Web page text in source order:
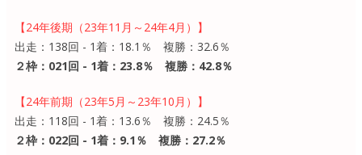
【24年後期（23年11月～24年4月）】
出走：138回 - 1着：18.1％ 複勝：32.6％
２枠：021回 - 1着：23.8％ 複勝：42.8％
【24年前期（23年5月～23年10月）】
出走：118回 - 1着：13.6％ 複勝：24.5％
２枠：022回 - 1着：9.1％ 複勝：27.2％